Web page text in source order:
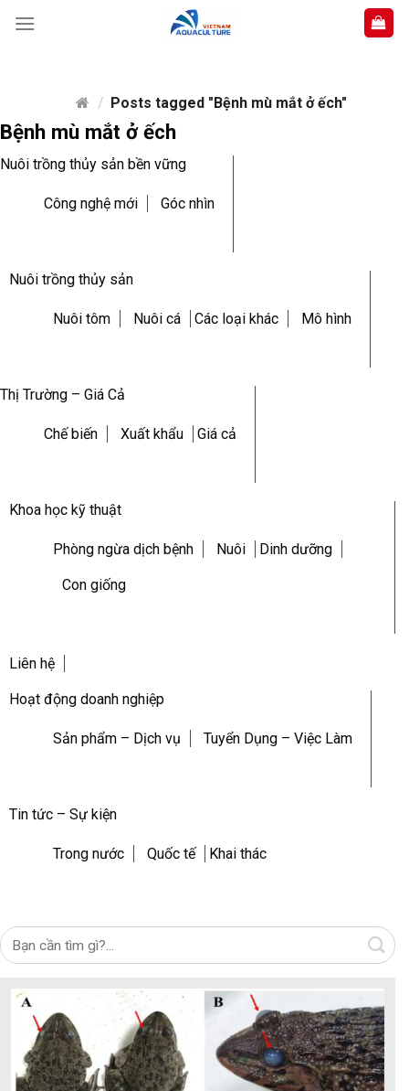
/ Posts tagged "Bệnh mù mắt ở ếch"
Bệnh mù mắt ở ếch
Nuôi trồng thủy sản bền vững
Công nghệ mới Góc nhìn
Nuôi trồng thủy sản
Nuôi tôm Nuôi cá Các loại khác Mô hình
Thị Trường – Giá Cả
Chế biến Xuất khẩu Giá cả
Khoa học kỹ thuật
Phòng ngừa dịch bệnh Nuôi Dinh dưỡng
Con giống
Liên hệ
Hoạt động doanh nghiệp
Sản phẩm – Dịch vụ Tuyển Dụng – Việc Làm
Tin tức – Sự kiện
Trong nước Quốc tế Khai thác